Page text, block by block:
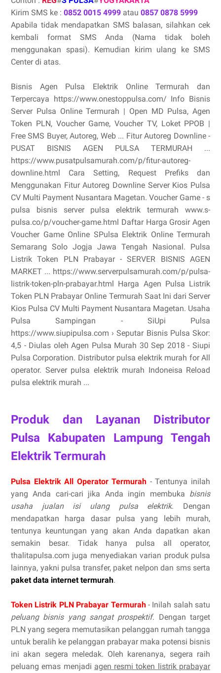
Kirim SMS ke : 0852 0015 4999 atau 0857 0878 5999
Apabila tidak mendapatkan SMS balasan, silahkan cek
kembali format SMS Anda (Nama tidak boleh
menggunakan spasi). Kemudian kirim ulang ke SMS
Center di atas.
Bisnis Agen Pulsa Elektrik Online Termurah dan
Terpercaya https://www.onestoppulsa.com/ Info Bisnis
Server Pulsa Online Termurah | Open MD Pulsa, Agen
Token PLN, Voucher Game, Voucher TV, Loket PPOB |
Free SMS Buyer, Autoreg, Web ... Fitur Autoreg Downline -
PUSAT BISNIS AGEN PULSA TERMURAH ...
https://www.pusatpulsamurah.com/p/fitur-autoreg-
downline.html Cara Setting, Request Prefiks dan
Menggunakan Fitur Autoreg Downline Server Kios Pulsa
CV Multi Payment Nusantara Magetan. Voucher Game - s
pulsa bisnis server pulsa elektrik termurah www.s-
pulsa.co/p/voucher-game.html Daftar Harga Grosir Agen
Voucher Game Online SPulsa Elektrik Online Termurah
Semarang Solo Jogja Jawa Tengah Nasional. Pulsa
Listrik Token PLN Prabayar - SERVER BISNIS AGEN
MARKET ... https://www.serverpulsamurah.com/p/pulsa-
listrik-token-pln-prabayar.html Harga Agen Pulsa Listrik
Token PLN Prabayar Online Termurah Saat Ini dari Server
Kios Pulsa CV Multi Payment Nusantara Magetan. Usaha
Pulsa Sampingan - SiUpi Pulsa
https://www.siupipulsa.com › Seputar Bisnis Pulsa Skor:
4,5 - ‎Diulas oleh Agen Pulsa Murah 30 Sep 2018 - Siupi
Pulsa Corporation. Distributor pulsa elektrik murah for All
operator. Server pulsa elektrik murah Indoneisa Reload
pulsa elektrik murah ...
Produk dan Layanan Distributor
Pulsa Kabupaten Lampung Tengah
Elektrik Termurah
Pulsa Elektrik All Operator Termurah - Tentunya inilah
yang Anda cari-cari jika Anda ingin membuka bisnis
usaha jualan isi ulang pulsa elektrik. Dengan
mendapatkan harga dasar pulsa yang lebih murah,
tentunya keuntungan yang akan Anda dapatkan akan
semakin besar. Tidak hanya pulsa all operator,
thalitapulsa.com juga menyediakan varian produk pulsa
lainnya, yakni pulsa transfer, paket nelpon dan sms serta
paket data internet termurah.
Token Listrik PLN Prabayar Termurah- Inilah salah satu
peluang bisnis yang sangat prospektif. Dengan target
PLN yang segera memutasikan pelanggan rumah tangga
untuk beralih ke pelanggan prabayar maka potensi bisnis
ini akan segera meledak. Oleh karenanya, segera raih
peluang emas menjadi agen resmi token listrik prabayar